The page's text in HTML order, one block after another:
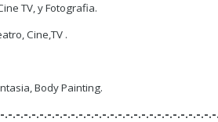
TV, y Fotografia.
Cine,TV .
Body Painting.
.-.-.-.-.-.-.-.-.-.-.-.-.-.-.-.-.-.-.-.-.-.-.-.-.-